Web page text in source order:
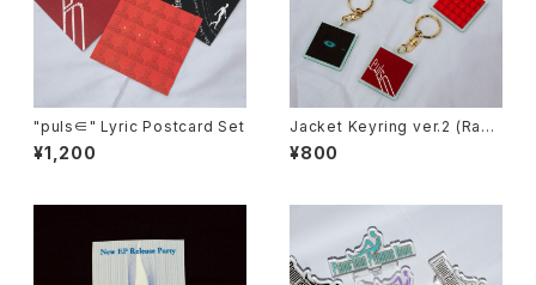
"puls∈" Lyric Postcard Set
¥1,200
Jacket Keyring ver.2 (Rand
om)
¥800